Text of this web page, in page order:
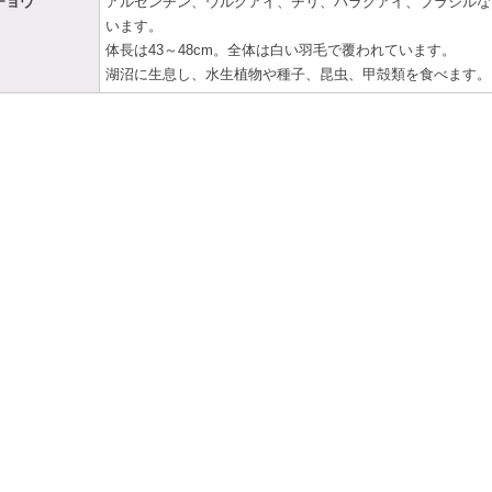
います。
体長は43～48cm。全体は白い羽毛で覆われています。
湖沼に生息し、水生植物や種子、昆虫、甲殻類を食べます。